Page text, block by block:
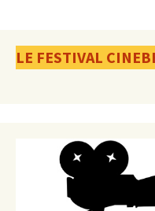
LE FESTIVAL